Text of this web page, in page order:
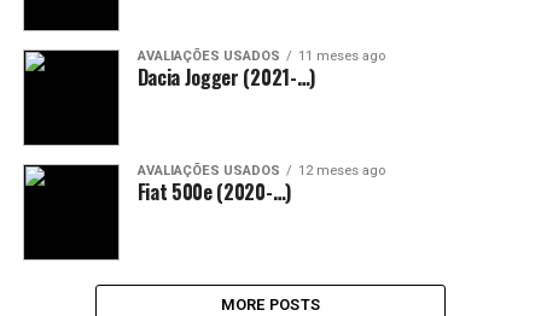
AVALIAÇÕES USADOS 11 meses ago
Dacia Jogger (2021-…)
AVALIAÇÕES USADOS 12 meses ago
Fiat 500e (2020-…)
MORE POSTS